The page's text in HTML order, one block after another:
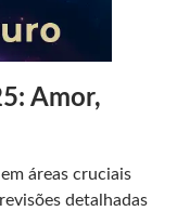
Amor,
áreas cruciais
detalhadas